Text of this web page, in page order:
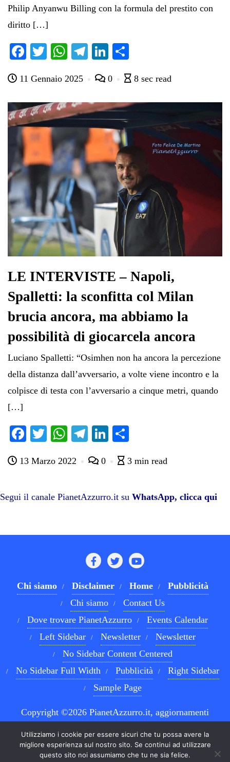
Philip Anyanwu Billing con la formula del prestito con
diritto […]
Fa
bo
ok
T
tte
r
W
ts
A
pp
Te
gr
a
m
Li
ed
In
di
vi
di
11 Gennaio 2025 0 8 sec read
LE INTERVISTE – Napoli,
Spalletti: la sconfitta col Milan
brucia ancora, ma abbiamo la
possibilità di giocarcela ancora
Luciano Spalletti: “Osimhen non ha ancora la percezione
della distanza dall’avversario, a volte viene incontro e la
colpisce di testa con l’avversario a cinque metri, quando
[…]
Fa
bo
T
tte
W
ts
pp
Te
gr
m
Li
ed di
di
13 Marzo 2022 0 3 min read
Segui il canale PianetAzzurro.it su WhatsApp, clicca qui
Chi siamo Disclaimer Home
Pubblicità
Chi siamo
Contact Us
Dove trovare PianetAzzurro
Events Calendar
Left Sidebar
Newsletter
Newsletter
No Sidebar Content Centered
No Sidebar Full Width
Pubblicità
Right Sidebar
Sample Page
Copyright ©2026 PianetAzzurro.it, aggiornamenti
rights reserved.Powered byWordPress & Designed by
Utilizziamo i cookie per essere sicuri che tu possa avere la
migliore esperienza sul nostro sito. Se continui ad utilizzare
questo sito noi assumiamo che tu ne sia felice.